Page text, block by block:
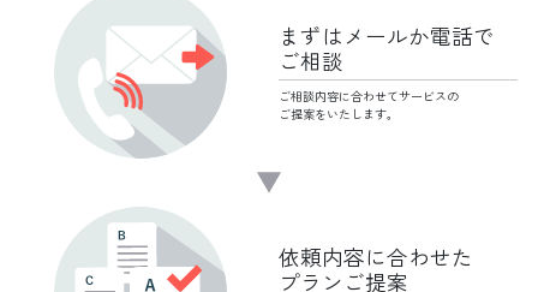
まずはメールか電話で
ご相談
ご相談内容に合わせてサービスの
ご提案をいたします。
依頼内容に合わせた
プランご提案